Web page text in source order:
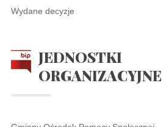
Wydane decyzje
JEDNOSTKI
ORGANIZACYJNE